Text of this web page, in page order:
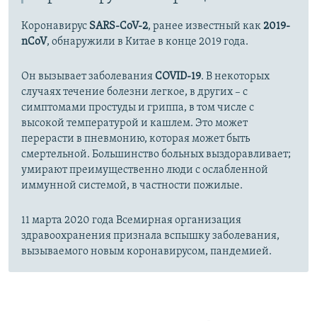
Коронавирус SARS-CoV-2, ранее известный как2019-
nCoV, обнаружили в Китае в конце 2019 года.
Он вызывает заболеванияCOVID-19. В некоторых
случаях течение болезни легкое, в других – с
симптомами простуды и гриппа, в том числе с
высокой температурой и кашлем. Это может
перерасти в пневмонию, которая может быть
смертельной. Большинство больных выздоравливает;
умирают преимущественно люди с ослабленной
иммунной системой, в частности пожилые.
11 марта 2020 года Всемирная организация
здравоохранения признала вспышку заболевания,
вызываемого новым коронавирусом, пандемией.